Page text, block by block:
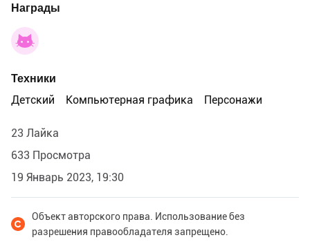
Награды
Техники
Детский
Компьютерная графика Персонажи
23 Лайка
633 Просмотра
19 Январь 2023, 19:30
Объект авторского права. Использование без
разрешения правообладателя запрещено.